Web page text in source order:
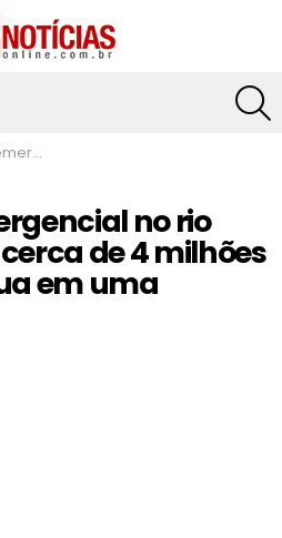
água em uma semana
no rio
de 4 milhões
em uma